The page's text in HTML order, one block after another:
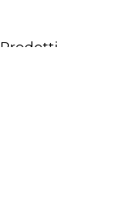
Prodotti